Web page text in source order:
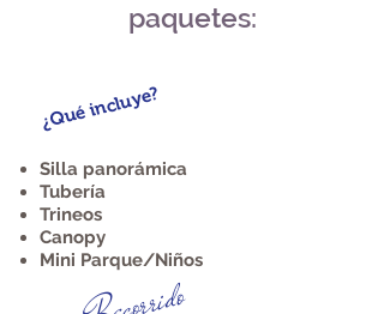
paquetes:
¿Qué incluye?
Silla panorámica
Tubería
Trineos
Canopy
Mini Parque/Niños